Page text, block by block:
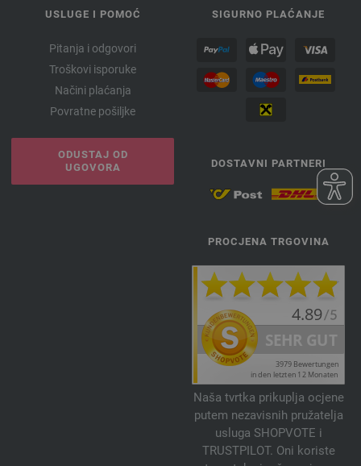
USLUGE I POMOĆ
Pitanja i odgovori
Troškovi isporuke
Načini plaćanja
Povratne pošiljke
ODUSTAJ OD
UGOVORA
SIGURNO PLAĆANJE
DOSTAVNI PARTNERI
PROCJENA TRGOVINA
Naša tvrtka prikuplja ocjene
putem nezavisnih pružatelja
usluga SHOPVOTE i
TRUSTPILOT. Oni koriste